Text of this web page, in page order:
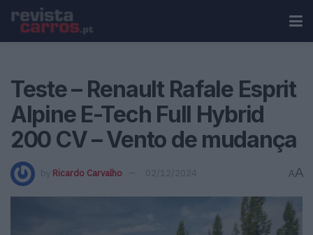
Teste – Renault Rafale Esprit
Alpine E-Tech Full Hybrid
200 CV – Vento de mudança
by Ricardo Carvalho 02/12/2024 AA